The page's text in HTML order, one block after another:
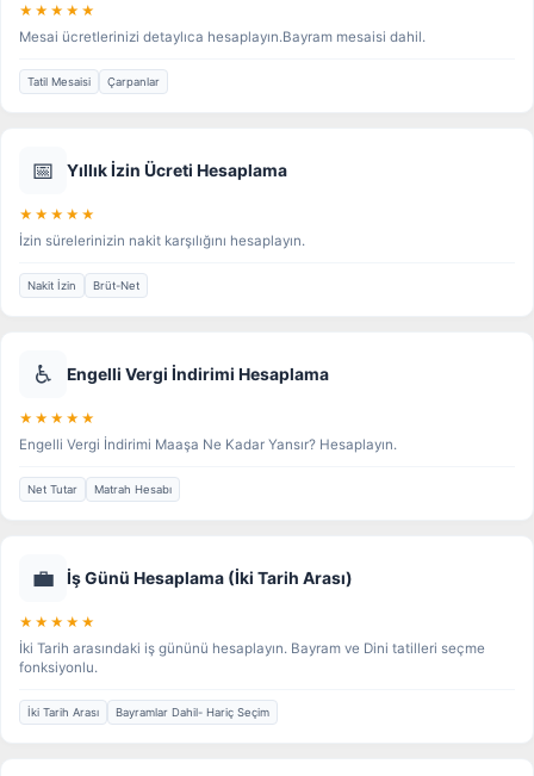
★★★★★
Mesai ücretlerinizi detaylıca hesaplayın.Bayram mesaisi dahil.
Tatil Mesaisi Çarpanlar
📅 Yıllık İzin Ücreti Hesaplama
★★★★★
İzin sürelerinizin nakit karşılığını hesaplayın.
Nakit İzin Brüt-Net
♿ Engelli Vergi İndirimi Hesaplama
★★★★★
Engelli Vergi İndirimi Maaşa Ne Kadar Yansır? Hesaplayın.
Net Tutar Matrah Hesabı
💼 İş Günü Hesaplama (İki Tarih Arası)
★★★★★
İki Tarih arasındaki iş gününü hesaplayın. Bayram ve Dini tatilleri seçme
fonksiyonlu.
İki Tarih Arası Bayramlar Dahil- Hariç Seçim